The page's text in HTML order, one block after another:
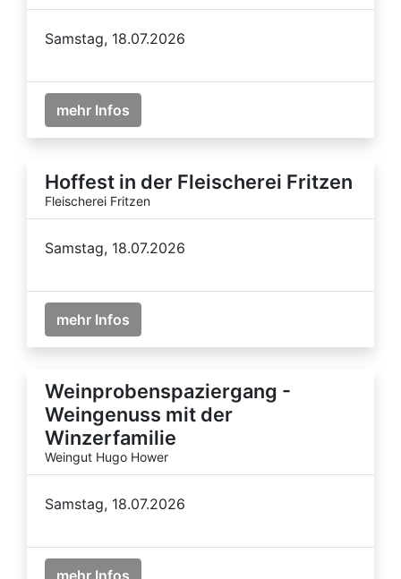
Samstag, 18.07.2026
mehr Infos
Hoffest in der Fleischerei Fritzen
Fleischerei Fritzen
Samstag, 18.07.2026
mehr Infos
Weinprobenspaziergang -
Weingenuss mit der
Winzerfamilie
Weingut Hugo Hower
Samstag, 18.07.2026
mehr Infos